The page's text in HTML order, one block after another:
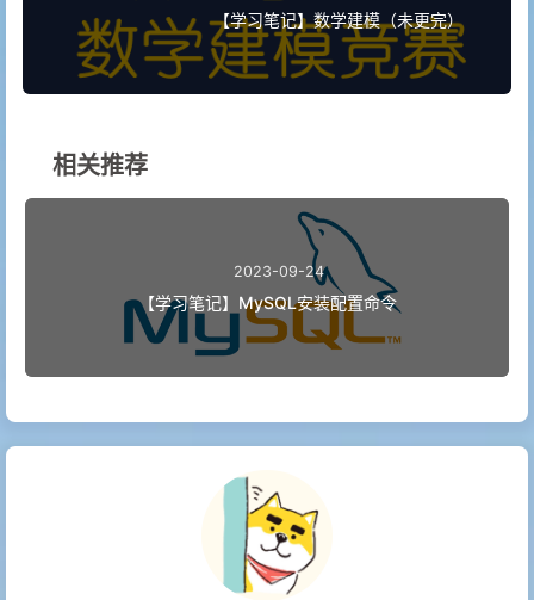
【学习笔记】数学建模（未更完）
相关推荐
2023-09-24
【学习笔记】MySQL安装配置命令